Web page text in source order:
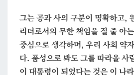
그는 공과 사의 구분이 명확하고,
리더로서의 무한 책임을 질 줄 아
중심으로 생각하며, 우리 사회 약
다. 품성으로 봐도 그를 따라올 사
이 대통령이 되었다는 것은 이 나